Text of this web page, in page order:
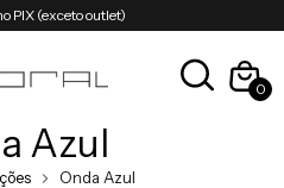
PIX (exceto outlet)
0
Azul
Onda Azul